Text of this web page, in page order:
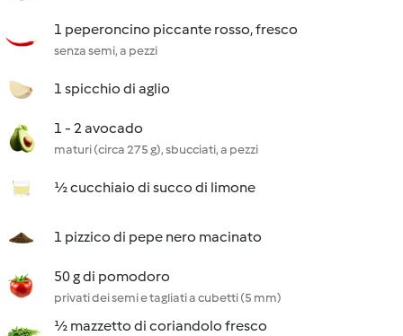
1 peperoncino piccante rosso, fresco
senza semi, a pezzi
1 spicchio di aglio
1 - 2 avocado
maturi (circa 275 g), sbucciati, a pezzi
½ cucchiaio di succo di limone
1 pizzico di pepe nero macinato
50 g di pomodoro
privati dei semi e tagliati a cubetti (5 mm)
½ mazzetto di coriandolo fresco